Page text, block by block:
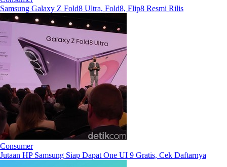
Samsung Galaxy Z Fold8 Ultra, Fold8, Flip8 Resmi Rilis
Consumer
Jutaan HP Samsung Siap Dapat One UI 9 Gratis, Cek Daftarnya